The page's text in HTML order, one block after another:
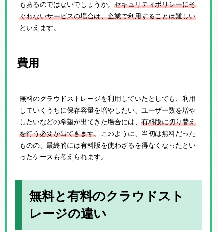
もあるのではないでしょうか。 セキュリティポリシーにそ
ぐわないサービスの場合は、企業で利用することは難しい
といえます。
費用
無料のクラウドストレージを利用していたとしても、利用
していくうちに保存容量を増やしたい、ユーザー数を増や
したいなどの希望が出てきた場合には、 有料版に切り替え
を行う必要が出てきます。このように、当初は無料だった
ものの、最終的には有料版を使わざるを得なくなったとい
ったケースも考えられます。
無料と有料のクラウドスト
レージの違い